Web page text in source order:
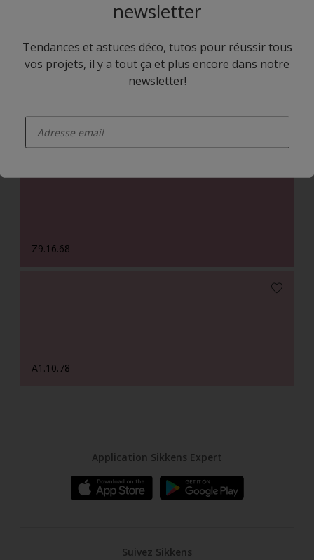
Z8.23.57
Z9.16.68
A1.10.78
newsletter
Tendances et astuces déco, tutos pour réussir tous
vos projets, il y a tout ça et plus encore dans notre
newsletter!
Application Sikkens Expert
Suivez Sikkens